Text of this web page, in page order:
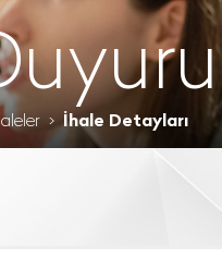
İhale Detayları